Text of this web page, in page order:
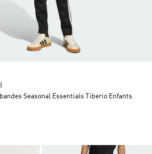
Seasonal Essentials Tiberio Enfants